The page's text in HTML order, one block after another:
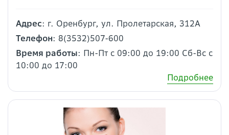
Адрес: г. Оренбург, ул. Пролетарская, 312А
Телефон: 8(3532)507-600
Время работы: Пн-Пт с 09:00 до 19:00 Сб-Вс с
10:00 до 17:00
Подробнее